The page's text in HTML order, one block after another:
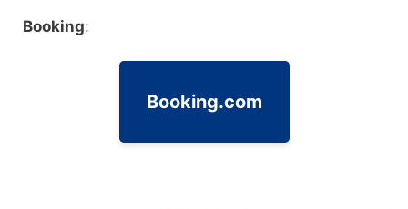
Booking:
Booking.com